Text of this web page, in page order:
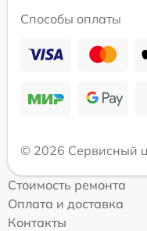
Способы оплаты
© 2026 Сервисный
Стоимость ремонта
Оплата и доставка
Контакты